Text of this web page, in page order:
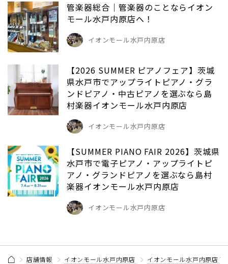
管楽器総合｜管楽器のことならイオン
モール水戸内原店へ！
イオンモール水戸内原店
【2026 SUMMER ピアノフェア】茨城
県水戸市でアップライトピアノ・グラ
ンドピアノ・中古ピアノを選ぶなら島
村楽器イオンモール水戸内原店
イオンモール水戸内原店
【SUMMER PIANO FAIR 2026】茨城県
水戸市で電子ピアノ・アップライトピ
アノ・グランドピアノを選ぶなら島村
楽器イオンモール水戸内原店
イオンモール水戸内原店
店舗情報 イオンモール水戸内原店 イオンモール水戸内原店